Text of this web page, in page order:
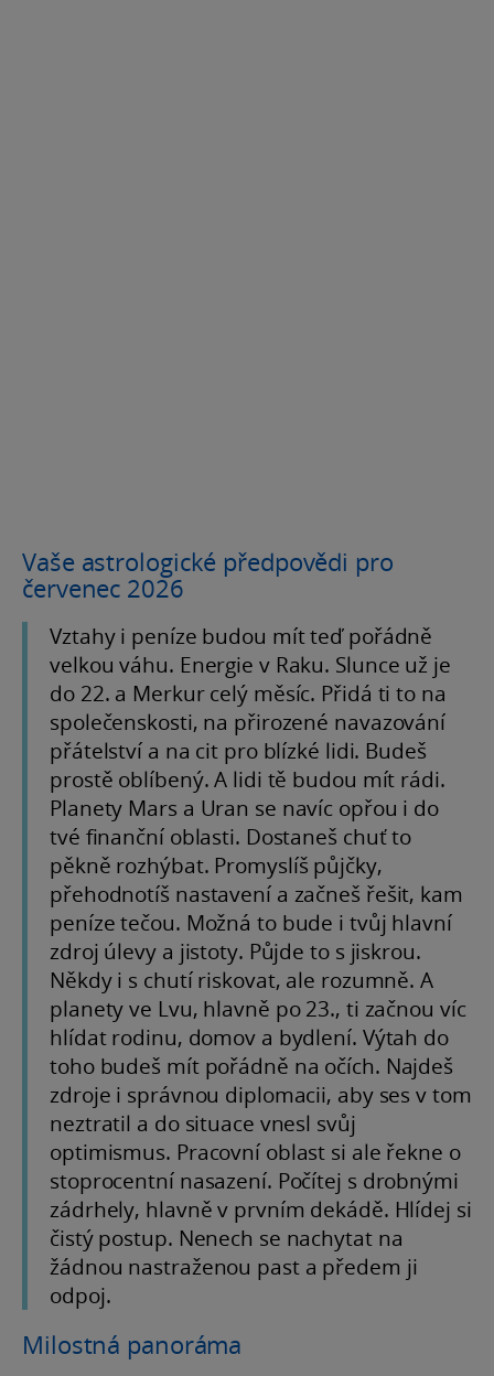
Vaše astrologické předpovědi pro
červenec 2026
Vztahy i peníze budou mít teď pořádně
velkou váhu. Energie v Raku. Slunce už je
do 22. a Merkur celý měsíc. Přidá ti to na
společenskosti, na přirozené navazování
přátelství a na cit pro blízké lidi. Budeš
prostě oblíbený. A lidi tě budou mít rádi.
Planety Mars a Uran se navíc opřou i do
tvé finanční oblasti. Dostaneš chuť to
pěkně rozhýbat. Promyslíš půjčky,
přehodnotíš nastavení a začneš řešit, kam
peníze tečou. Možná to bude i tvůj hlavní
zdroj úlevy a jistoty. Půjde to s jiskrou.
Někdy i s chutí riskovat, ale rozumně. A
planety ve Lvu, hlavně po 23., ti začnou víc
hlídat rodinu, domov a bydlení. Výtah do
toho budeš mít pořádně na očích. Najdeš
zdroje i správnou diplomacii, aby ses v tom
neztratil a do situace vnesl svůj
optimismus. Pracovní oblast si ale řekne o
stoprocentní nasazení. Počítej s drobnými
zádrhely, hlavně v prvním dekádě. Hlídej si
čistý postup. Nenech se nachytat na
žádnou nastraženou past a předem ji
odpoj.
Milostná panoráma